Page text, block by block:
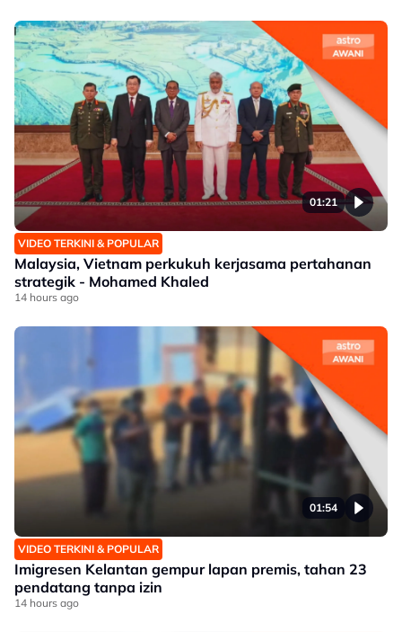
01:21
VIDEO TERKINI & POPULAR
Malaysia, Vietnam perkukuh kerjasama pertahanan
strategik - Mohamed Khaled
14 hours ago
01:54
VIDEO TERKINI & POPULAR
Imigresen Kelantan gempur lapan premis, tahan 23
pendatang tanpa izin
14 hours ago